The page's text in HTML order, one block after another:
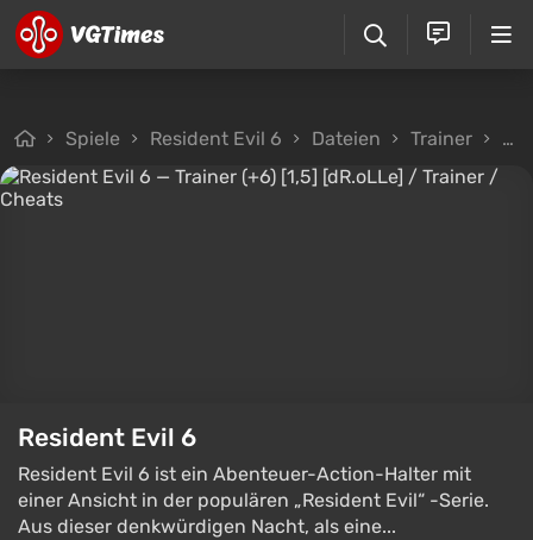
Spiele Resident Evil 6 Dateien Trainer
Resident Evil 6
Resident Evil 6 ist ein Abenteuer-Action-Halter mit
einer Ansicht in der populären „Resident Evil“ -Serie.
Aus dieser denkwürdigen Nacht, als eine...